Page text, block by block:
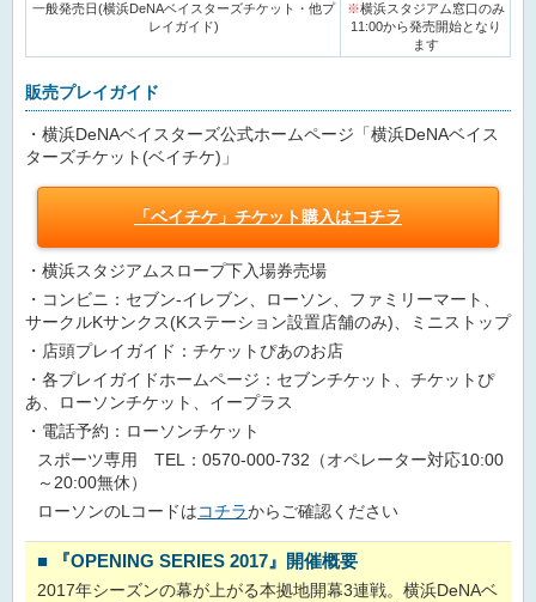
一般発売日(横浜DeNAベイスターズチケット・他プ
レイガイド)
※横浜スタジアム窓口のみ
11:00から発売開始となり
ます
販売プレイガイド
・横浜DeNAベイスターズ公式ホームページ「横浜DeNAベイス
ターズチケット(ベイチケ)」
「ベイチケ」チケット購入はコチラ
・横浜スタジアムスロープ下入場券売場
・コンビニ：セブン-イレブン、ローソン、ファミリーマート、
サークルKサンクス(Kステーション設置店舗のみ)、ミニストップ
・店頭プレイガイド：チケットぴあのお店
・各プレイガイドホームページ：セブンチケット、チケットぴ
あ、ローソンチケット、イープラス
・電話予約：ローソンチケット
スポーツ専用 TEL：0570-000-732（オペレーター対応10:00
～20:00無休）
ローソンのLコードはコチラからご確認ください
■ 『OPENING SERIES 2017』開催概要
2017年シーズンの幕が上がる本拠地開幕3連戦。横浜DeNAベ